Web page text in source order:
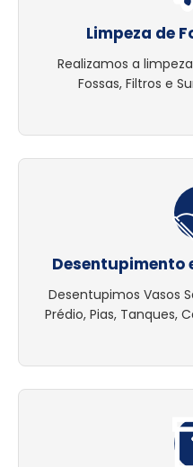
Limpeza de
Realizamos a
Fossas, Filtros e
Desentupimento
Desentupimos Vasos
Prédio, Pias, Tanques,